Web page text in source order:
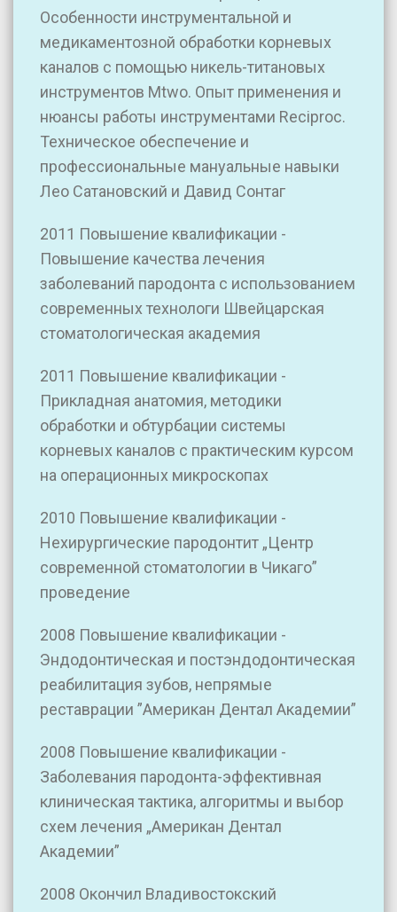
Особенности инструментальной и
медикаментозной обработки корневых
каналов с помощью никель-титановых
инструментов Mtwo. Опыт применения и
нюансы работы инструментами Reciproc.
Техническое обеспечение и
профессиональные мануальные навыки
Лео Сатановский и Давид Сонтаг
2011 Повышение квалификации -
Повышение качества лечения
заболеваний пародонта с использованием
современных технологи Швейцарская
стоматологическая академия
2011 Повышение квалификации -
Прикладная анатомия, методики
обработки и обтурбации системы
корневых каналов с практическим курсом
на операционных микроскопах
2010 Повышение квалификации -
Нехирургические пародонтит „Центр
современной стоматологии в Чикаго”
проведение
2008 Повышение квалификации -
Эндодонтическая и постэндодонтическая
реабилитация зубов, непрямые
реставрации ”Американ Дентал Академии”
2008 Повышение квалификации -
Заболевания пародонта-эффективная
клиническая тактика, алгоритмы и выбор
схем лечения „Американ Дентал
Академии”
2008 Окончил Владивостокский